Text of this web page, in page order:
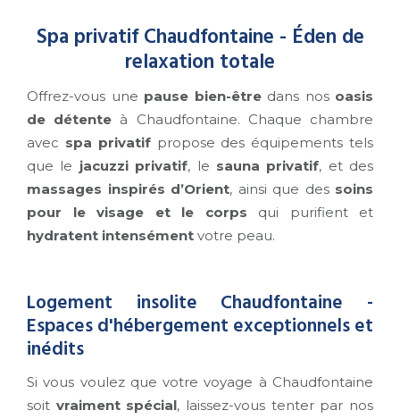
Spa privatif Chaudfontaine - Éden de
relaxation totale
Offrez-vous une pause bien-êtredans nos oasis
de détente à Chaudfontaine. Chaque chambre
avec spa privatifpropose des équipements tels
que le jacuzzi privatif, le sauna privatif, et des
massages inspirés d’Orient, ainsi que des soins
pour le visage et le corps qui purifient et
hydratent intensément votre peau.
Logement insolite Chaudfontaine -
Espaces d'hébergement exceptionnels et
inédits
Si vous voulez que votre voyage à Chaudfontaine
soit vraiment spécial, laissez-vous tenter par nos